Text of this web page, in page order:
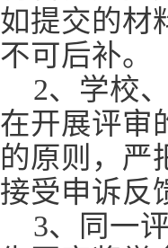
如提交的材
不可后补。
2、学校
在开展评审
的原则，严
接受申诉反
3、同一